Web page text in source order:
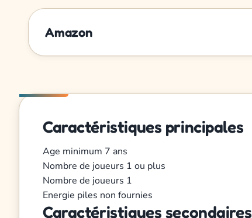
Amazon
Caractéristiques principales
Age minimum 7 ans
Nombre de joueurs 1 ou plus
Nombre de joueurs 1
Energie piles non fournies
Caractéristiques secondaires